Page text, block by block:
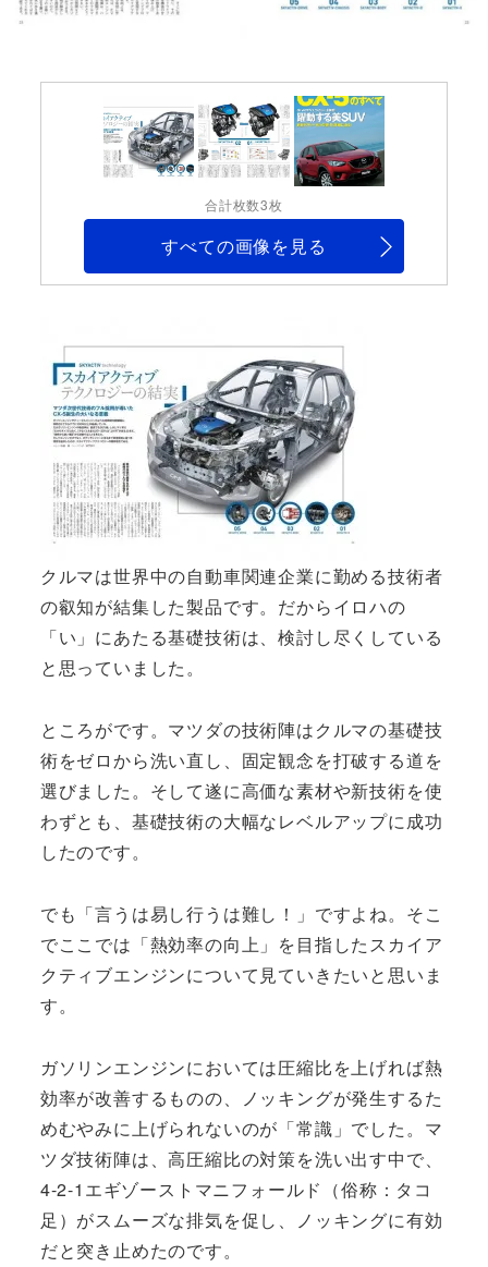
合計枚数3枚
すべての画像を見る
クルマは世界中の自動車関連企業に勤める技術者
の叡知が結集した製品です。だからイロハの
「い」にあたる基礎技術は、検討し尽くしている
と思っていました。
ところがです。マツダの技術陣はクルマの基礎技
術をゼロから洗い直し、固定観念を打破する道を
選びました。そして遂に高価な素材や新技術を使
わずとも、基礎技術の大幅なレベルアップに成功
したのです。
でも「言うは易し行うは難し！」ですよね。そこ
でここでは「熱効率の向上」を目指したスカイア
クティブエンジンについて見ていきたいと思いま
す。
ガソリンエンジンにおいては圧縮比を上げれば熱
効率が改善するものの、ノッキングが発生するた
めむやみに上げられないのが「常識」でした。マ
ツダ技術陣は、高圧縮比の対策を洗い出す中で、
4-2-1エギゾーストマニフォールド（俗称：タコ
足）がスムーズな排気を促し、ノッキングに有効
だと突き止めたのです。